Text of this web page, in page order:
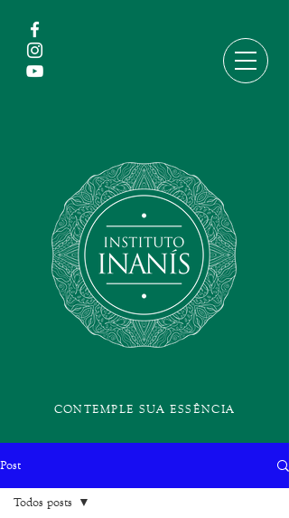
CONTEMPLE SUA ESSÊNCIA
Post
Todos posts